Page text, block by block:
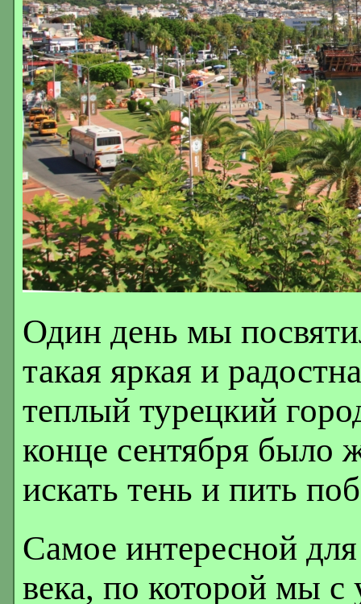
Один день мы
такая яркая и
теплый турецкий
конце сентября было
искать тень и пить
Самое интересной
века, по которой мы с